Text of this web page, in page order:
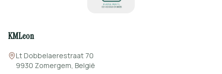
KMLeon
Lt Dobbelaerestraat 70
9930 Zomergem, België